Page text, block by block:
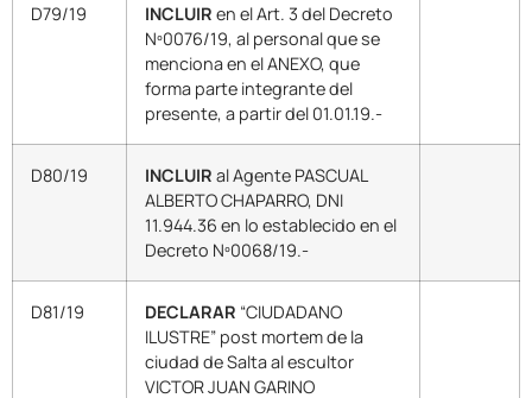
D79/19 INCLUIR en el Art. 3 del Decreto
Nº0076/19, al personal que se
menciona en el ANEXO, que
forma parte integrante del
presente, a partir del 01.01.19.-
D80/19 INCLUIR al Agente PASCUAL
ALBERTO CHAPARRO, DNI
11.944.36 en lo establecido en el
Decreto Nº0068/19.-
D81/19 DECLARAR “CIUDADANO
ILUSTRE” post mortem de la
ciudad de Salta al escultor
VICTOR JUAN GARINO